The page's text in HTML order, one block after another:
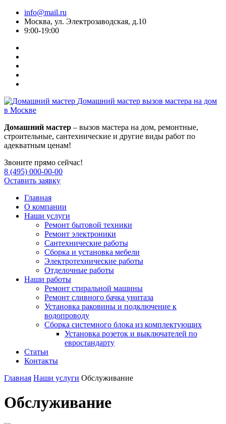
info@mail.ru
Москва, ул. Электрозаводская, д.10
9:00-19:00
Домашний мастер вызов мастера на дом
в Москве
Домашний мастер – вызов мастера на дом, ремонтные,
строительные, сантехнические и другие виды работ по
адекватным ценам!
Звоните прямо сейчас!
8 (495) 000-00-00
Оставить заявку
Главная
О компании
Наши услуги
Ремонт бытовой техники
Ремонт электроники
Сантехнические работы
Сборка и установка мебели
Электротехнические работы
Отделочные работы
Наши работы
Ремонт стиральной машины
Ремонт сливного бачка унитаза
Установка раковины и подключение к
водопроводу
Сборка системного блока из комплектующих
Установка розеток и выключателей по
евростандарту
Статьи
Контакты
Главная Наши услуги Обслуживание
Обслуживание